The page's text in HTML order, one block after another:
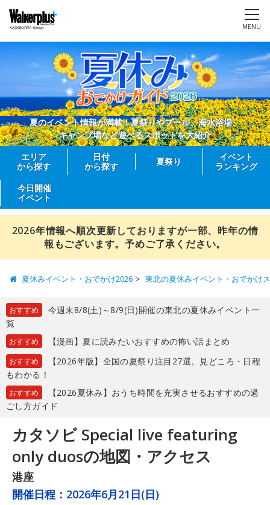
MENU
夏のイベント情報が満載！夏祭りやプール、海水浴場、
キャンプ場など遊べるスポットを大紹介
エリア
から探す
日付
から探す
夏祭り
イベント
ランキング
今日開催
イベント
2026年情報へ順次更新しておりますが一部、昨年の情
報もございます。予めご了承ください。
夏休みイベント・おでかけ2026 東北の夏休みイベント・おでかけ
おすすめ
今週末8/8(土)～8/9(日)開催の東北の夏休みイベント一
覧
おすすめ 【漫画】夏に読みたいおすすめの怖い話まとめ
おすすめ
【2026年版】全国の夏祭り注目27選。見どころ・日程
もわかる！
おすすめ
【2026夏休み】おうち時間を充実させるおすすめの過
ごし方ガイド
カタソビ Special live featuring
only duosの地図・アクセス
港座
開催日程： 2026年6月21日(日)